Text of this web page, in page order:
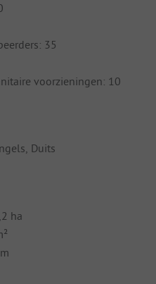
35
voorzieningen: 10
Duits
ha